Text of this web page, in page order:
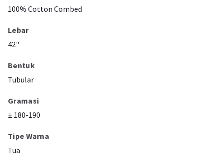
100% Cotton Combed
Lebar
42"
Bentuk
Tubular
Gramasi
± 180-190
Tipe Warna
Tua